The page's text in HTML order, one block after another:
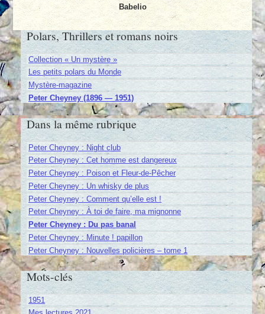
Babelio
Polars, Thrillers et romans noirs
Collection « Un mystère »
Les petits polars du Monde
Mystère-magazine
Peter Cheyney (1896 — 1951)
Dans la même rubrique
Peter Cheyney : Night club
Peter Cheyney : Cet homme est dangereux
Peter Cheyney : Poison et Fleur-de-Pêcher
Peter Cheyney : Un whisky de plus
Peter Cheyney : Comment qu’elle est !
Peter Cheyney : À toi de faire, ma mignonne
Peter Cheyney : Du pas banal
Peter Cheyney : Minute ! papillon
Peter Cheyney : Nouvelles policières – tome 1
Mots-clés
1951